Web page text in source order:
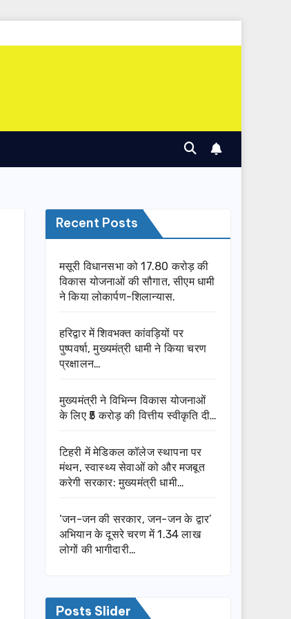
Recent Posts
मसूरी विधानसभा को 17.80 करोड़ की
विकास योजनाओं की सौगात, सीएम धामी
ने किया लोकार्पण-शिलान्यास.
हरिद्वार में शिवभक्त कांवड़ियों पर
पुष्पवर्षा, मुख्यमंत्री धामी ने किया चरण
प्रक्षालन…
मुख्यमंत्री ने विभिन्न विकास योजनाओं
के लिए ₹5 करोड़ की वित्तीय स्वीकृति दी…
टिहरी में मेडिकल कॉलेज स्थापना पर
मंथन, स्वास्थ्य सेवाओं को और मजबूत
करेगी सरकार: मुख्यमंत्री धामी…
‘जन-जन की सरकार, जन-जन के द्वार’
अभियान के दूसरे चरण में 1.34 लाख
लोगों की भागीदारी…
Posts Slider